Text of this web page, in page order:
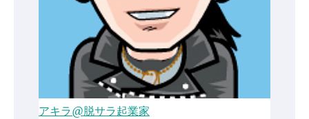
アキラ@脱サラ起業家